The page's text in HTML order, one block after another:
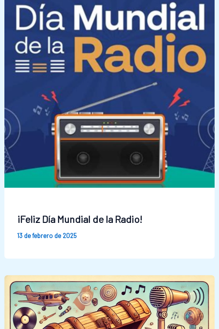
¡Feliz Día Mundial de la Radio!
13 de febrero de 2025